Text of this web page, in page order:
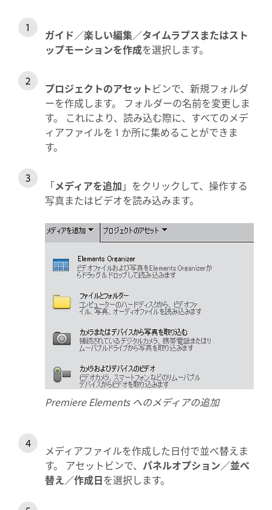
ガイド／楽しい編集／タイムラプスまたはスト
ップモーションを作成を選択します。
プロジェクトのアセット ビンで、新規フォルダ
ーを作成します。 フォルダーの名前を変更しま
す。 これにより、読み込む際に、すべてのメデ
ィアファイルを 1 か所に集めることができま
す。
「メディアを追加 」をクリックして、操作する
写真またはビデオを読み込みます。
Premiere Elements へのメディアの追加
メディアファイルを作成した日付で並べ替えま
す。 アセットビンで、 パネルオプション／並べ
替え／作成日を選択します。